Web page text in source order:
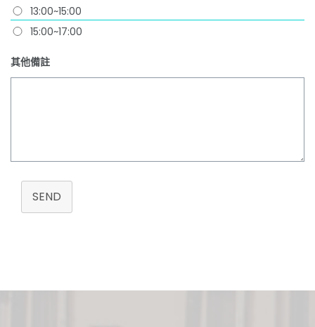
13:00~15:00
15:00~17:00
其他備註
SEND